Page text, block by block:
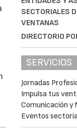
SECTORIALES
VENTANAS
DIRECTORIO
SERVICIOS
Jornadas
Impulsa tus
Comunicación y
Eventos